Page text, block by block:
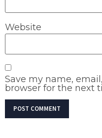
Website
Save my name,
browser for the next